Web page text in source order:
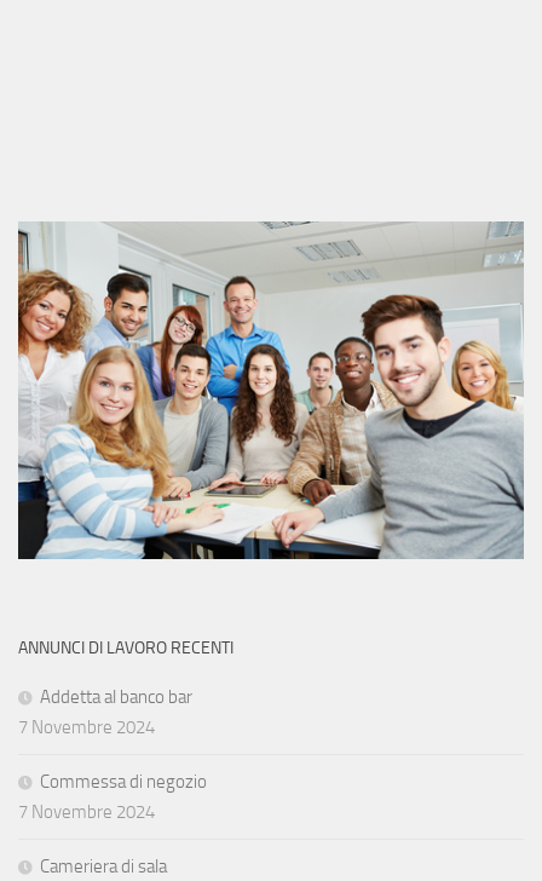
ANNUNCI DI LAVORO RECENTI
Addetta al banco bar
7 Novembre 2024
Commessa di negozio
7 Novembre 2024
Cameriera di sala